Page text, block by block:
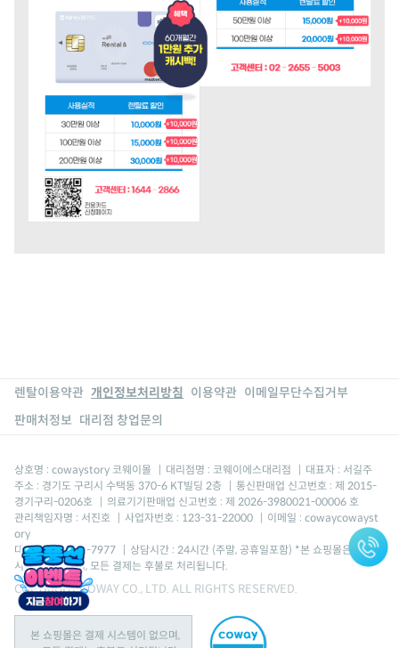
렌탈이용약관 개인정보처리방침 이용약관 이메일무단수집거부
판매처정보 대리점 창업문의
상호명 : cowaystory 코웨이몰 대리점명 : 코웨이에스대리점
대표자 : 서길주
주소 : 경기도 구리시 수택동 370-6 KT빌딩 2층
통신판매업 신고번호 : 제 2015-
경기구리-0206호
의료기기판매업 신고번호 : 제 2026-3980021-00006 호
관리책임자명 : 서진호
사업자번호 : 123-31-22000
이메일 : cowaycowayst
ory
대표번호 : 1670-7977
상담시간 : 24시간 (주말, 공휴일포함) *본 쇼핑몰은 결제
시스템이 없으며, 모든 결제는 후불로 처리됩니다.
COPYRIGHT COWAY CO., LTD. ALL RIGHTS RESERVED.
본 쇼핑몰은 결제 시스템이 없으며,